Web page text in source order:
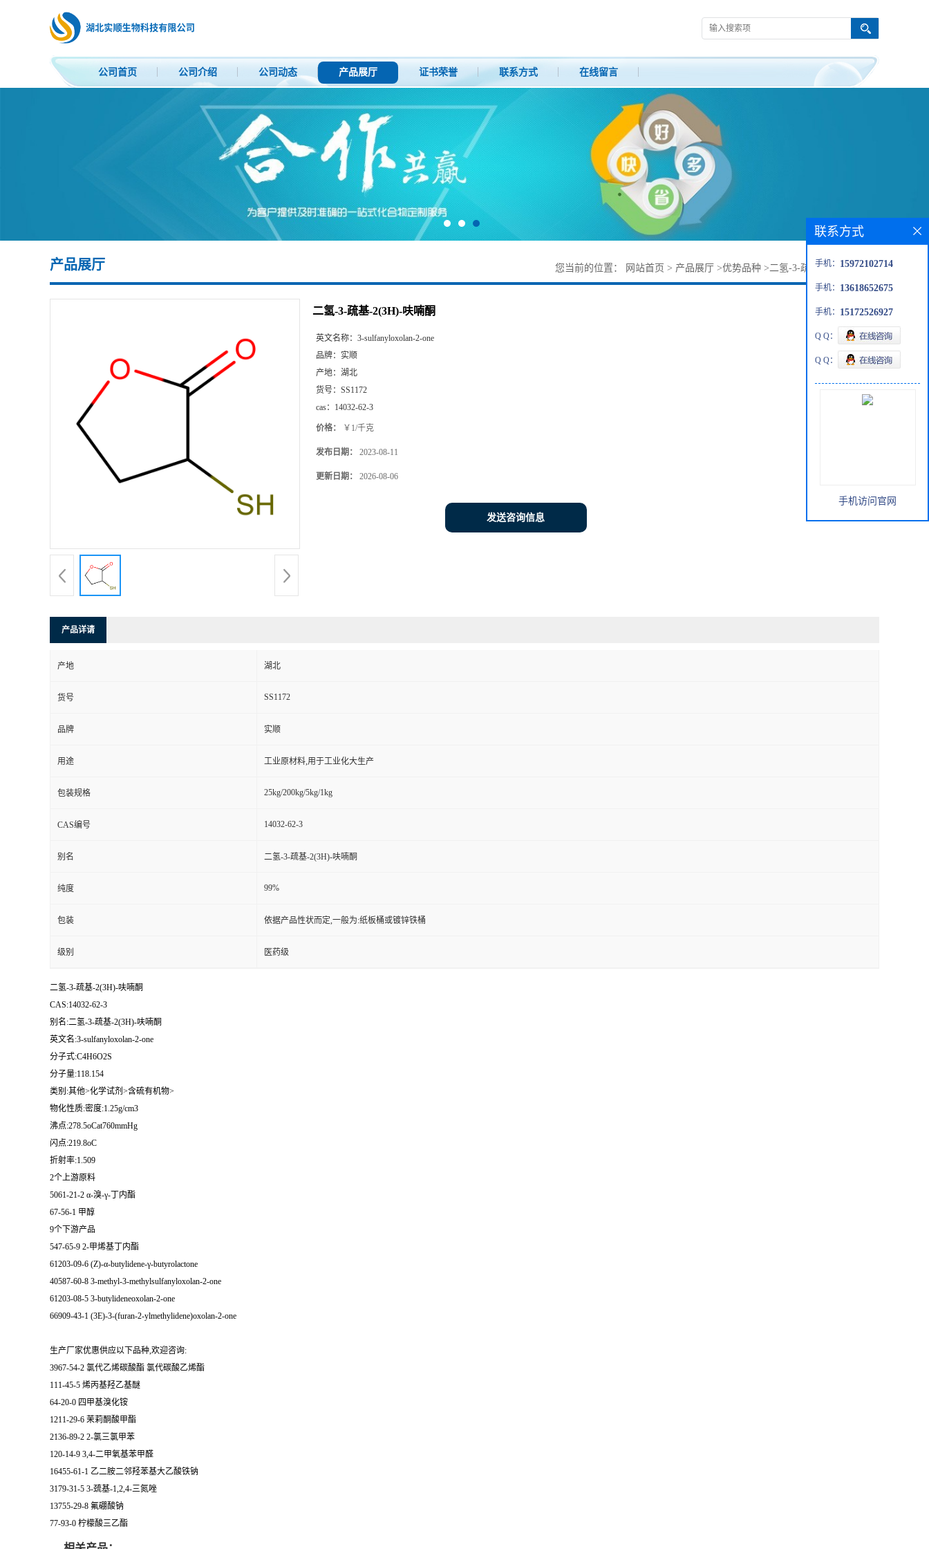
公司首页 公司介绍 公司动态 产品展厅 证书荣誉 联系方式 在线留言
产品展厅 您当前的位置： 网站首页 > 产品展厅 >优势品种 >二氢-3-疏基-2(3H)-呋喃酮
二氢-3-疏基-2(3H)-呋喃酮
英文名称： 3-sulfanyloxolan-2-one
品牌： 实顺
产地： 湖北
货号： SS1172
cas： 14032-62-3
价格： ￥1/千克
发布日期： 2023-08-11
更新日期： 2026-08-06
发送咨询信息
产品详请
产地 湖北
货号 SS1172
品牌 实顺
用途 工业原材料,用于工业化大生产
包装规格 25kg/200kg/5kg/1kg
CAS编号 14032-62-3
别名 二氢-3-疏基-2(3H)-呋喃酮
纯度 99%
包装 依据产品性状而定,一般为:纸板桶或镀锌铁桶
级别 医药级
二氢-3-疏基-2(3H)-呋喃酮
CAS:14032-62-3
别名:二氢-3-疏基-2(3H)-呋喃酮
英文名:3-sulfanyloxolan-2-one
分子式:C4H6O2S
分子量:118.154
类别:其他>化学试剂>含硫有机物>
物化性质:密度:1.25g/cm3
沸点:278.5oCat760mmHg
闪点:219.8oC
折射率:1.509
2个上游原料
5061-21-2 α-溴-γ-丁内酯
67-56-1 甲醇
9个下游产品
547-65-9 2-甲烯基丁内酯
61203-09-6 (Z)-α-butylidene-γ-butyrolactone
40587-60-8 3-methyl-3-methylsulfanyloxolan-2-one
61203-08-5 3-butylideneoxolan-2-one
66909-43-1 (3E)-3-(furan-2-ylmethylidene)oxolan-2-one
生产厂家优惠供应以下品种,欢迎咨询:
3967-54-2 氯代乙烯碳酸酯 氯代碳酸乙烯酯
111-45-5 烯丙基羟乙基醚
64-20-0 四甲基溴化铵
1211-29-6 茉莉酮酸甲酯
2136-89-2 2-氯三氯甲苯
120-14-9 3,4-二甲氧基苯甲醛
16455-61-1 乙二胺二邻羟苯基大乙酸铁钠
3179-31-5 3-巯基-1,2,4-三氮唑
13755-29-8 氟硼酸钠
77-93-0 柠檬酸三乙酯
联系方式
手机： 15972102714
手机： 13618652675
手机： 15172526927
Q Q：
Q Q：
手机访问官网